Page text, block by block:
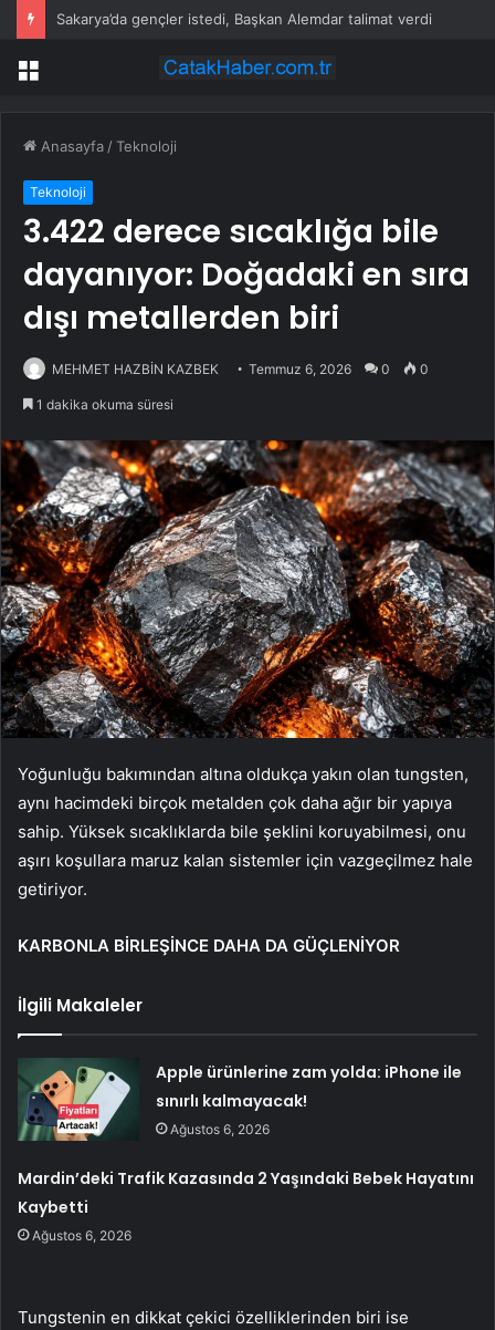
Sakarya’da gençler istedi, Başkan Alemdar talimat verdi
Menü
Anasayfa /Teknoloji
Teknoloji
3.422 derece sıcaklığa bile
dayanıyor: Doğadaki en sıra
dışı metallerden biri
MEHMET HAZBİN KAZBEK Temmuz 6, 2026 0 0
1 dakika okuma süresi
Yoğunluğu bakımından altına oldukça yakın olan tungsten,
aynı hacimdeki birçok metalden çok daha ağır bir yapıya
sahip. Yüksek sıcaklıklarda bile şeklini koruyabilmesi, onu
aşırı koşullara maruz kalan sistemler için vazgeçilmez hale
getiriyor.
KARBONLA BİRLEŞİNCE DAHA DA GÜÇLENİYOR
İlgili Makaleler
Apple ürünlerine zam yolda: iPhone ile
sınırlı kalmayacak!
Ağustos 6, 2026
Mardin’deki Trafik Kazasında 2 Yaşındaki Bebek Hayatını
Kaybetti
Ağustos 6, 2026
Tungstenin en dikkat çekici özelliklerinden biri ise